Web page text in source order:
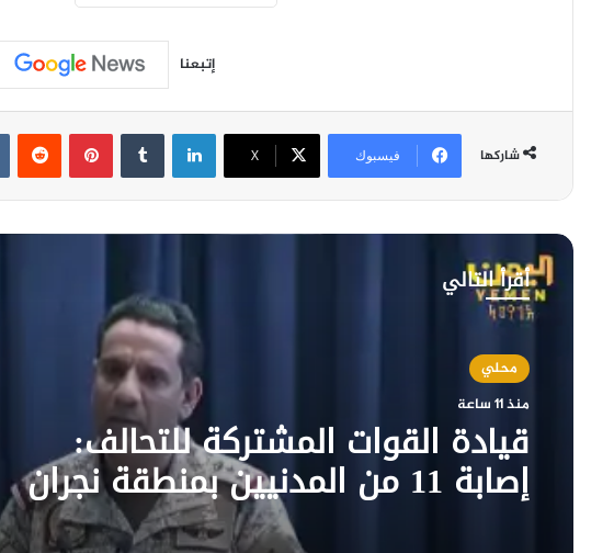
إتبعنا
شاركها فيسبوك ‫X
لينكدإن بينتيريست
أقرأ التالي
محلي
منذ 11 ساعة
قيادة القوات المشتركة للتحالف:
إصابة 11 من المدنيين بمنطقة نجران
نتيجة اعتداءات إرهابية حوثية